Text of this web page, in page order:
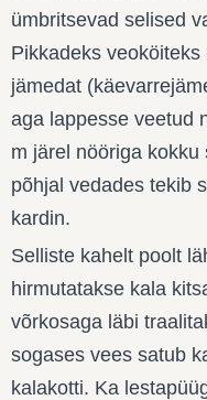
ümbritsevad selised
Pikkadeks veoköiteks
jämedat
aga lappesse veetud
m järel nööriga kokku
põhjal vedades tekib
kardin.
Selliste kahelt poolt
hirmutatakse kala
võrkosaga läbi
sogases vees satub
kalakotti. Ka